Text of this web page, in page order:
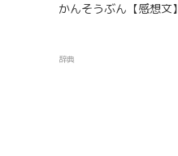
かんそうぶん【感想文】
辞典